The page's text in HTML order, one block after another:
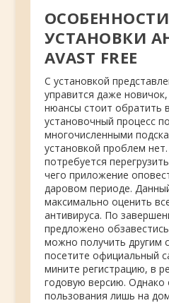
ОСОБЕННОСТИ
УСТАНОВКИ
AVAST FREE
С установкой
управится даже
нюансы стоит обратить
установочный процесс
многочисленными
установкой проблем
потребуется
чего приложение
даровом периоде.
максимально оценить
антивируса. По
предложено
можно получить другим
посетите официальный
мините регистрацию, в
годовую версию. Однако
пользования лишь на